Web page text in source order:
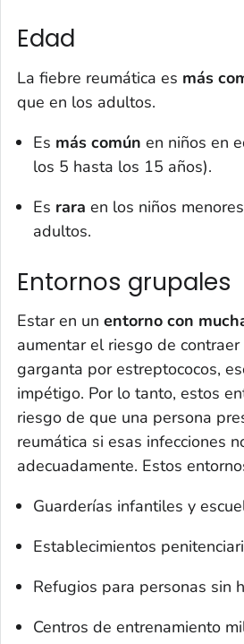
Edad
La fiebre reumática es más
que en los adultos.
Es más común en niños en
los 5 hasta los 15 años).
Es rara en los niños
adultos.
Entornos grupales
Estar en un entorno con
aumentar el riesgo de
garganta por estreptococos,
impétigo. Por lo tanto, estos
riesgo de que una persona
reumática si esas infecciones
adecuadamente. Estos
Guarderías infantiles y
Establecimientos
Refugios para personas sin
Centros de entrenamiento